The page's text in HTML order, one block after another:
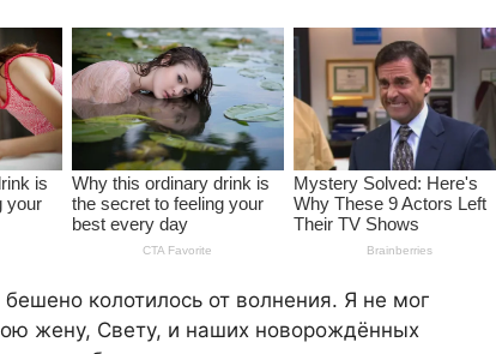
колотилось от волнения. Я не мог
жену, Свету, и наших новорождённых